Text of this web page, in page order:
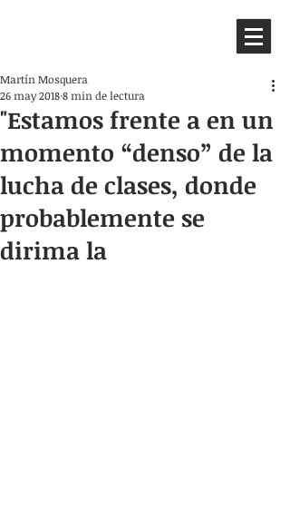
"Estamos frente a en un
momento “denso” de la
lucha de clases, donde
probablemente se
dirima la
Martín Mosquera
26 may 20188 min de lectura